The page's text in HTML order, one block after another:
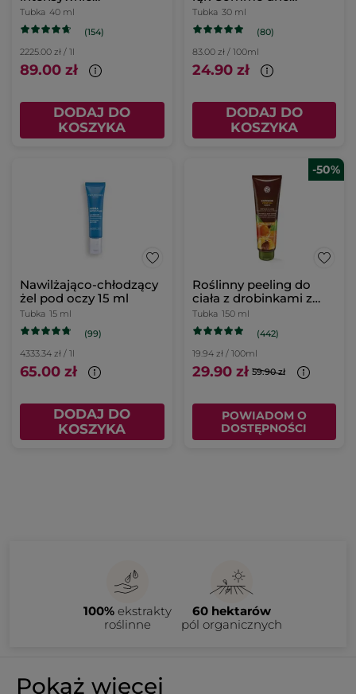
nawilżający do skóry
suchej i wrażliwej 40 ml
Tubka 40 ml
(154)
2225.00 zł / 1l
89.00 zł
DODAJ DO
KOSZYKA
Evidence 30 ml
Tubka 30 ml
(80)
83.00 zł / 100ml
24.90 zł
DODAJ DO
KOSZYKA
Nawilżająco-chłodzący
żel pod oczy 15 ml
Tubka 15 ml
(99)
4333.34 zł / 1l
65.00 zł
DODAJ DO
KOSZYKA
-50%
Roślinny peeling do
ciała z drobinkami z
pestek moreli 150 ml
Tubka 150 ml
(442)
19.94 zł / 100ml
29.90 zł 59.90 zł
POWIADOM O
DOSTĘPNOŚCI
100% ekstrakty
roślinne
60 hektarów
pól organicznych
Pokaż więcej